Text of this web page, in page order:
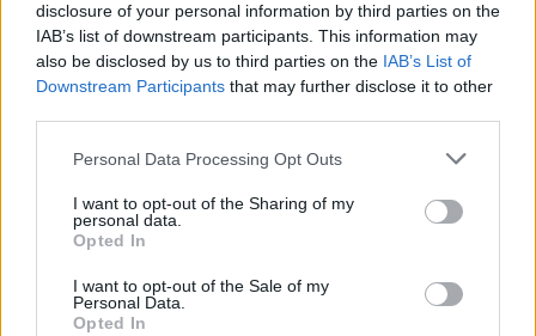
disclosure of your personal information by third parties on the
IAB’s list of downstream participants. This information may
also be disclosed by us to third parties on the IAB’s List of
Downstream Participants that may further disclose it to other
Personal Data Processing Opt Outs
I want to opt-out of the Sharing of my
personal data.
Opted In
I want to opt-out of the Sale of my
Personal Data.
Opted In
Anno di Fondazione:1905
Stadio:Stamford Bridge (41.837)